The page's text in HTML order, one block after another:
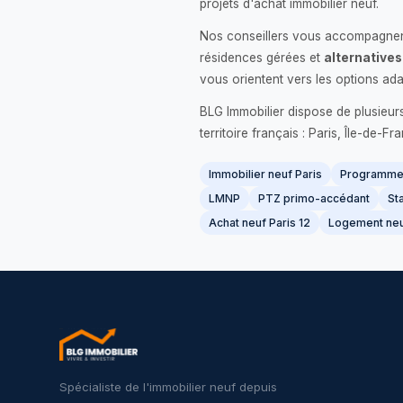
projets d'achat immobilier neuf.
Nos conseillers vous
résidences gérées et
vous orientent vers les options
BLG Immobilier dispose de
territoire français : Paris, Île-de-
Immobilier neuf Paris
LMNP
PTZ primo-accédant
Achat neuf Paris 12
Logement
Spécialiste de l'immobilier neuf depuis